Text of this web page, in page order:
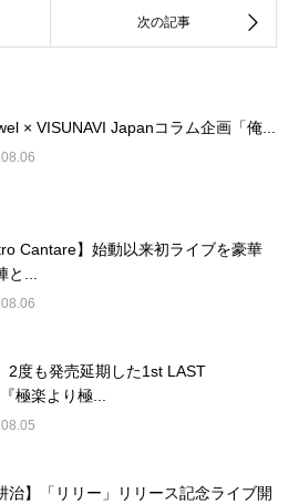
× VISUNAVI Japanコラム企画「俺...
Cantare】始動以来初ライブを豪華
と...
2度も発売延期した1st LAST
極楽より極...
治】「リリー」リリース記念ライブ開